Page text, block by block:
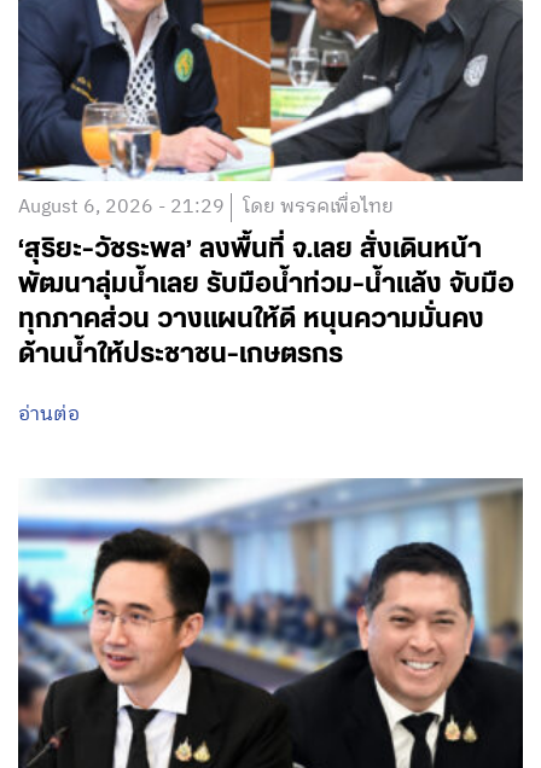
August 6, 2026 - 21:29 โดย พรรคเพื่อไทย
‘สุริยะ-วัชระพล’ ลงพื้นที่ จ.เลย สั่งเดินหน้า
พัฒนาลุ่มน้ำเลย รับมือน้ำท่วม-น้ำแล้ง จับมือ
ทุกภาคส่วน วางแผนให้ดี หนุนความมั่นคง
ด้านน้ำให้ประชาชน-เกษตรกร
อ่านต่อ